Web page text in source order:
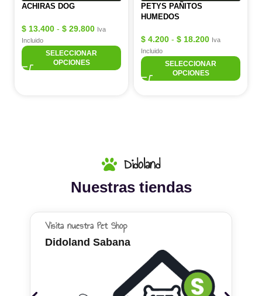
ACHIRAS DOG
$ 13.400 - $ 29.800 Iva
Incluido
SELECCIONAR
OPCIONES
PETYS PAÑITOS
HUMEDOS
$ 4.200 - $ 18.200 Iva
Incluido
SELECCIONAR
OPCIONES
Didoland
Nuestras tiendas
Visita nuestra Pet Shop
Didoland Sabana